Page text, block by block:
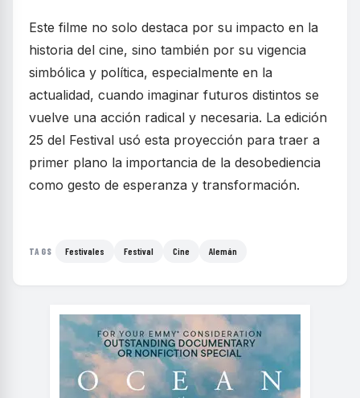
Este filme no solo destaca por su impacto en la
historia del cine, sino también por su vigencia
simbólica y política, especialmente en la
actualidad, cuando imaginar futuros distintos se
vuelve una acción radical y necesaria. La edición
25 del Festival usó esta proyección para traer a
primer plano la importancia de la desobediencia
como gesto de esperanza y transformación.
TAGS Festivales Festival Cine Alemán